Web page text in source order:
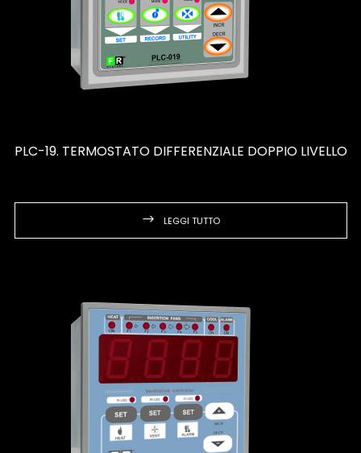
PLC-19. TERMOSTATO DIFFERENZIALE DOPPIO LIVELLO
LEGGI TUTTO